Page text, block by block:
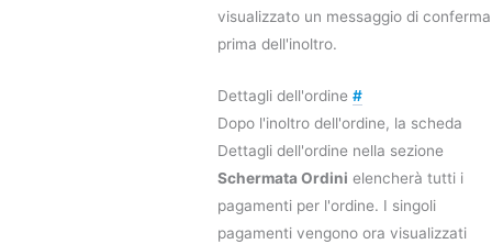
visualizzato un messaggio di conferma
prima dell'inoltro.
Dettagli dell'ordine #
Dopo l'inoltro dell'ordine, la scheda
Dettagli dell'ordine nella sezione
Schermata Ordini elencherà tutti i
pagamenti per l'ordine. I singoli
pagamenti vengono ora visualizzati